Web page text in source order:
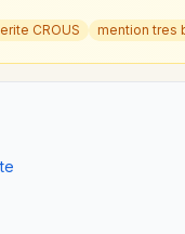
CROUS mention tres